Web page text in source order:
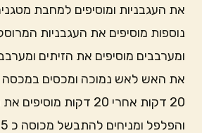
את העגבניות ומוסיפים למחבת
נוספות מוסיפים את העגבניות
ומערבבים מוסיפים את הזיתים
את האש לאש נמוכה ומכסים
20 דקות אחרי 20 דקות